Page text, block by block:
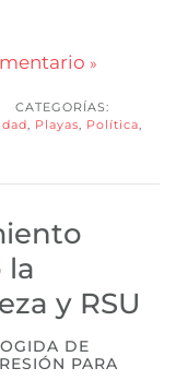
CATEGORÍAS:
Playas Política
la
y RSU
DE
PARA